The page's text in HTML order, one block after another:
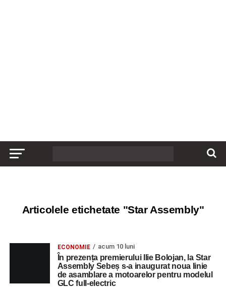
Articolele etichetate "Star Assembly"
ECONOMIE acum 10 luni
În prezența premierului Ilie Bolojan, la Star
Assembly Sebeș s-a inaugurat noua linie
de asamblare a motoarelor pentru modelul
GLC full-electric